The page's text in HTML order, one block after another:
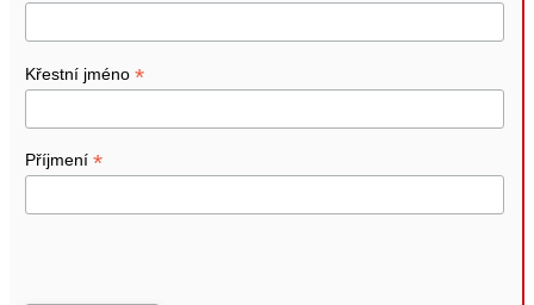
Křestní jméno *
Příjmení *